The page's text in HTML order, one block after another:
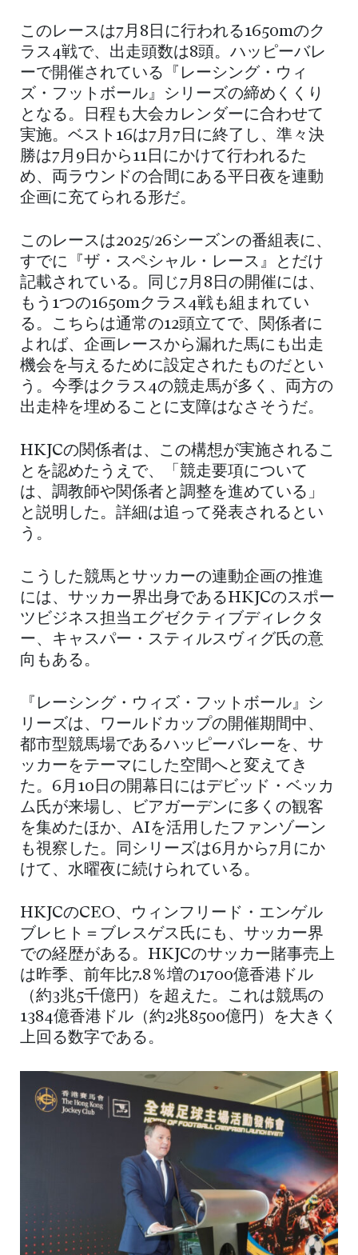
このレースは7月8日に行われる1650mのク
ラス4戦で、出走頭数は8頭。ハッピーバレ
ーで開催されている『レーシング・ウィ
ズ・フットボール』シリーズの締めくくり
となる。日程も大会カレンダーに合わせて
実施。ベスト16は7月7日に終了し、準々決
勝は7月9日から11日にかけて行われるた
め、両ラウンドの合間にある平日夜を連動
企画に充てられる形だ。
このレースは2025/26シーズンの番組表に、
すでに『ザ・スペシャル・レース』とだけ
記載されている。同じ7月8日の開催には、
もう1つの1650mクラス4戦も組まれてい
る。こちらは通常の12頭立てで、関係者に
よれば、企画レースから漏れた馬にも出走
機会を与えるために設定されたものだとい
う。今季はクラス4の競走馬が多く、両方の
出走枠を埋めることに支障はなさそうだ。
HKJCの関係者は、この構想が実施されるこ
とを認めたうえで、「競走要項について
は、調教師や関係者と調整を進めている」
と説明した。詳細は追って発表されるとい
う。
こうした競馬とサッカーの連動企画の推進
には、サッカー界出身であるHKJCのスポー
ツビジネス担当エグゼクティブディレクタ
ー、キャスパー・スティルスヴィグ氏の意
向もある。
『レーシング・ウィズ・フットボール』シ
リーズは、ワールドカップの開催期間中、
都市型競馬場であるハッピーバレーを、サ
ッカーをテーマにした空間へと変えてき
た。6月10日の開幕日にはデビッド・ベッカ
ム氏が来場し、ビアガーデンに多くの観客
を集めたほか、AIを活用したファンゾーン
も視察した。同シリーズは6月から7月にか
けて、水曜夜に続けられている。
HKJCのCEO、ウィンフリード・エンゲル
ブレヒト＝ブレスゲス氏にも、サッカー界
での経歴がある。HKJCのサッカー賭事売上
は昨季、前年比7.8％増の1700億香港ドル
（約3兆5千億円）を超えた。これは競馬の
1384億香港ドル（約2兆8500億円）を大きく
上回る数字である。